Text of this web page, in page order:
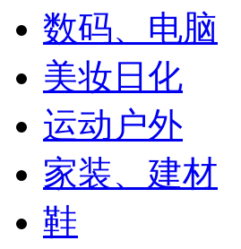
数码、电脑
美妆日化
运动户外
家装、建材
鞋